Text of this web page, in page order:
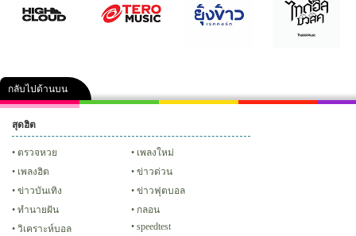
กลับไปด้านบน
คลิป ภาพ ปฏิทิน 2556
Glitter
สุดฮิต
ตรวจหวย
เพลงใหม่
เพลงฮิต
ข่าวด่วน
ข่าวบันเทิง
ข่าวฟุตบอล
ทํานายฝัน
กลอน
วิเคราะห์บอล
speedtest